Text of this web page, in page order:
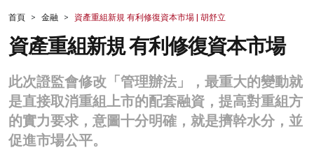
財經
生活
商業
科技
首頁 金融 資產重組新規 有利修復資本市場 | 胡舒立
資產重組新規 有利修復資本市場
此次證監會修改「管理辦法」，最重大的變動就
是直接取消重組上市的配套融資，提高對重組方
的實力要求，意圖十分明確，就是擠幹水分，並
促進市場公平。